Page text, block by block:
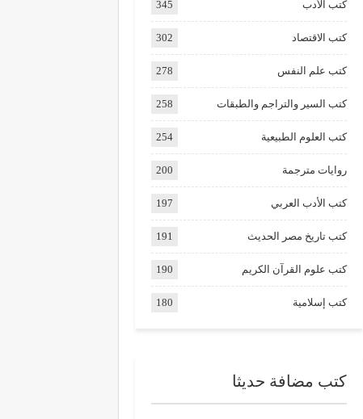
كتب الأدب 345
كتب الاقتصاد 302
كتب علم النفس 278
كتب السير والتراجم والطبقات 258
كتب العلوم الطبيعية 254
روايات مترجمة 200
كتب الأدب العربي 197
كتب تاريخ مصر الحديث 191
كتب علوم القرآن الكريم 190
كتب إسلامية 180
كتب مضافة حديثا